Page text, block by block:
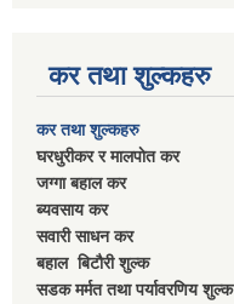
कर तथा शुल्कहरु
कर तथा शुल्कहरु
घरधुरीकर र मालपाेत कर
जग्गा बहाल कर
ब्यवसाय कर
सवारी साधन कर
बहाल बिटाैरी शुल्क
सडक मर्मत तथा पर्यावरणिय शुल्क